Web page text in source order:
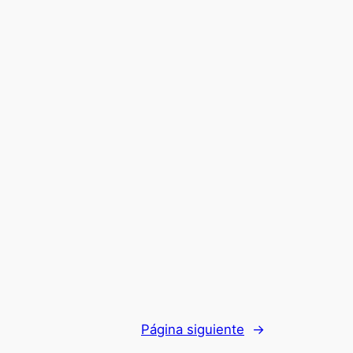
Página siguiente →